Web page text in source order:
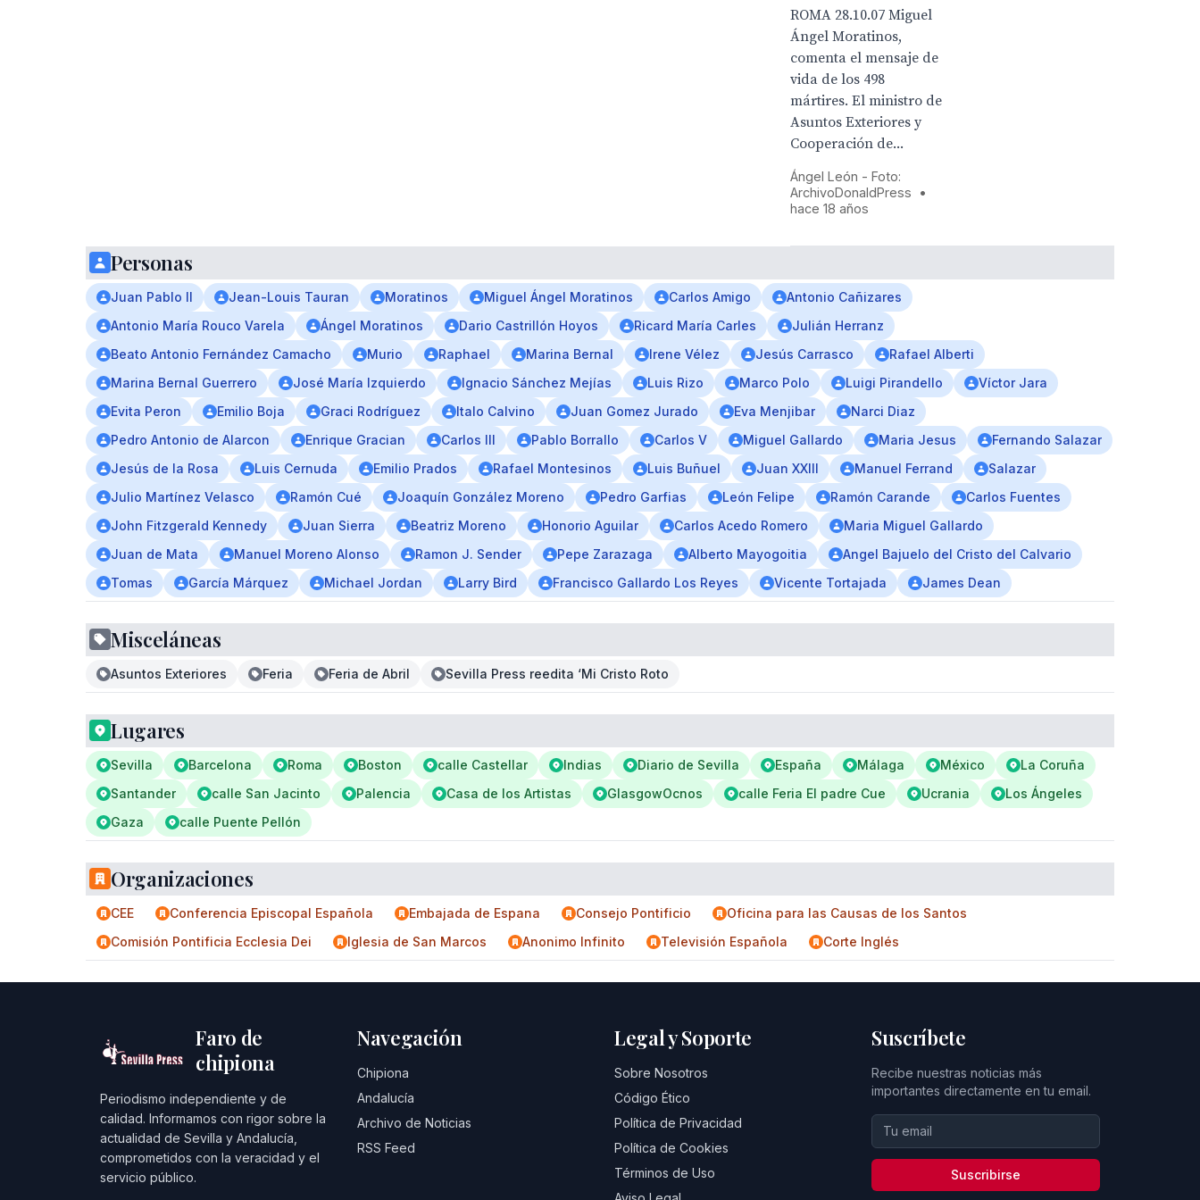
ROMA 28.10.07 Miguel
Ángel Moratinos,
comenta el mensaje de
vida de los 498
mártires. El ministro de
Asuntos Exteriores y
Cooperación de...
Ángel León - Foto:
ArchivoDonaldPress
•
hace 18 años
Personas
Juan Pablo II Jean-Louis Tauran Moratinos Miguel Ángel Moratinos Carlos Amigo
Antonio Cañizares
Antonio María Rouco Varela
Ángel Moratinos Dario Castrillón Hoyos Ricard María Carles
Julián Herranz
Beato Antonio Fernández Camacho
Murio Raphael Marina Bernal Irene Vélez Jesús Carrasco
Rafael Alberti
Marina Bernal Guerrero
José María Izquierdo Ignacio Sánchez Mejías Luis Rizo Marco Polo Luigi Pirandello
Víctor Jara
Evita Peron
Emilio Boja Graci Rodríguez Italo Calvino Juan Gomez Jurado Eva Menjibar
Narci Diaz
Pedro Antonio de Alarcon
Enrique Gracian Carlos III Pablo Borrallo Carlos V Miguel Gallardo Maria Jesus
Fernando Salazar
Jesús de la Rosa
Luis Cernuda Emilio Prados Rafael Montesinos Luis Buñuel Juan XXIII Manuel Ferrand
Salazar
Julio Martínez Velasco
Ramón Cué Joaquín González Moreno Pedro Garfias León Felipe Ramón Carande
Carlos Fuentes
John Fitzgerald Kennedy
Juan Sierra Beatriz Moreno Honorio Aguilar Carlos Acedo Romero
Maria Miguel Gallardo
Juan de Mata
Manuel Moreno Alonso Ramon J. Sender Pepe Zarazaga Alberto Mayogoitia
Angel Bajuelo del Cristo del Calvario
Tomas
García Márquez Michael Jordan Larry Bird Francisco Gallardo Los Reyes Vicente Tortajada James Dean
Misceláneas
Asuntos Exteriores Feria Feria de Abril Sevilla Press reedita ‘Mi Cristo Roto
Lugares
Sevilla Barcelona Roma Boston calle Castellar Indias Diario de Sevilla España Málaga México
La Coruña
Santander
calle San Jacinto Palencia Casa de los Artistas GlasgowOcnos calle Feria El padre Cue Ucrania
Los Ángeles
Gaza
calle Puente Pellón
Organizaciones
CEE Conferencia Episcopal Española Embajada de Espana Consejo Pontificio
Oficina para las Causas de los Santos
Comisión Pontificia Ecclesia Dei
Iglesia de San Marcos Anonimo Infinito Televisión Española Corte Inglés
Faro de
chipiona
Periodismo independiente y de
calidad. Informamos con rigor sobre la
actualidad de Sevilla y Andalucía,
comprometidos con la veracidad y el
servicio público.
Navegación
Chipiona
Andalucía
Archivo de Noticias
RSS Feed
Legal y Soporte
Sobre Nosotros
Código Ético
Política de Privacidad
Política de Cookies
Términos de Uso
Suscríbete
Recibe nuestras noticias más
importantes directamente en tu email.
Suscribirse